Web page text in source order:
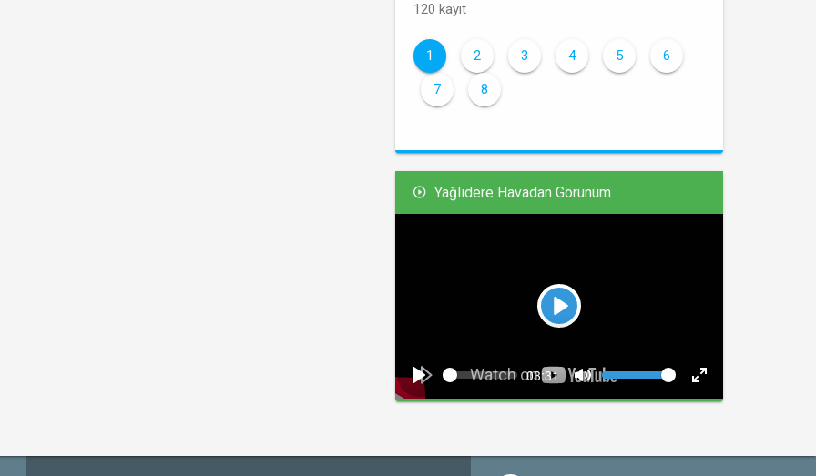
120 kayıt
1 2 3 4 5 6
7 8
Yağlıdere Havadan Görünüm
Play
Play
Seek Current
time
03:31
Mute
Volume
Fullscreen